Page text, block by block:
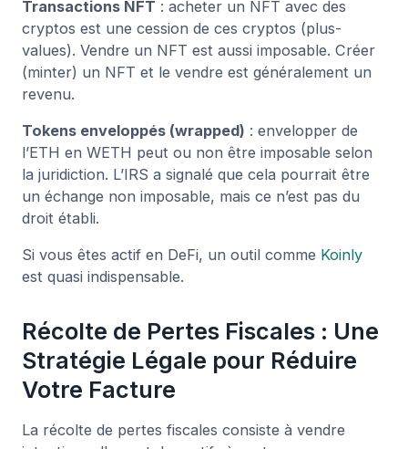
Transactions NFT : acheter un NFT avec des
cryptos est une cession de ces cryptos (plus-
values). Vendre un NFT est aussi imposable. Créer
(minter) un NFT et le vendre est généralement un
revenu.
Tokens enveloppés (wrapped) : envelopper de
l’ETH en WETH peut ou non être imposable selon
la juridiction. L’IRS a signalé que cela pourrait être
un échange non imposable, mais ce n’est pas du
droit établi.
Si vous êtes actif en DeFi, un outil comme Koinly
est quasi indispensable.
Récolte de Pertes Fiscales : Une
Stratégie Légale pour Réduire
Votre Facture
La récolte de pertes fiscales consiste à vendre